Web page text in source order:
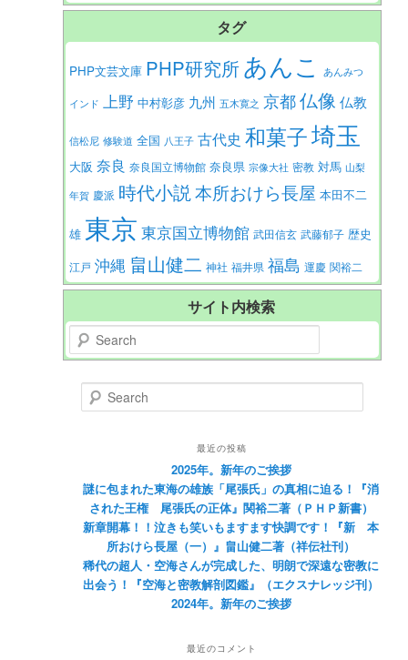
タグ
PHP文芸文庫 PHP研究所あんこ あんみつ
インド 上野 中村彰彦 九州 五木寛之 京都仏像 仏教
信松尼 修験道 全国 八王子 古代史 和菓子埼玉
大阪 奈良 奈良国立博物館 奈良県 宗像大社 密教 対馬 山梨
年賀 慶派 時代小説本所おけら長屋 本田不二
雄 東京 東京国立博物館 武田信玄 武藤郁子 歴史
江戸 沖縄 畠山健二 神社 福井県 福島 運慶 関裕二
サイト内検索
Search
Search
最近の投稿
2025年。新年のご挨拶
謎に包まれた東海の雄族「尾張氏」の真相に迫る！『消
された王権 尾張氏の正体』関裕二著（ＰＨＰ新書）
新章開幕！！泣きも笑いもますます快調です！『新 本
所おけら長屋（一）』畠山健二著（祥伝社刊）
稀代の超人・空海さんが完成した、明朗で深遠な密教に
出会う！『空海と密教解剖図鑑』（エクスナレッジ刊）
2024年。新年のご挨拶
最近のコメント